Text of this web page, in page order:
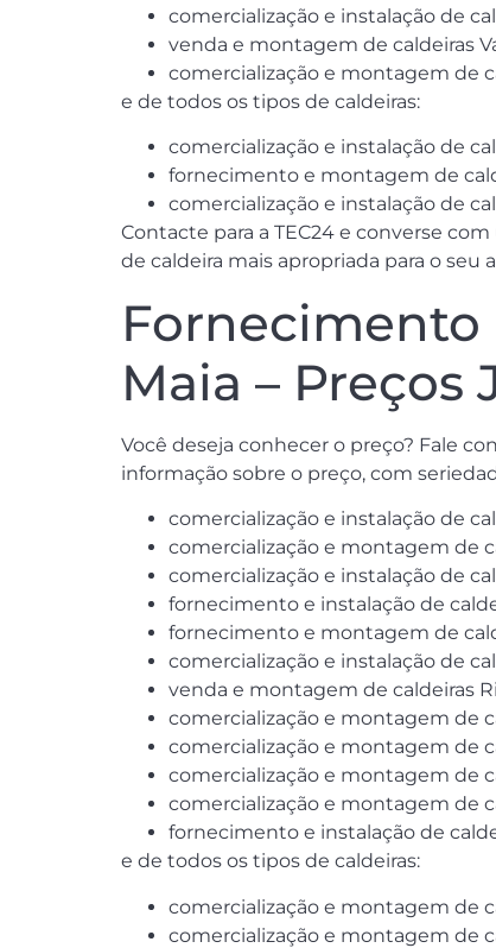
comercialização e instalação de
venda e montagem de caldeiras
comercialização e montagem de
e de todos os tipos de caldeiras:
comercialização e instalação de
fornecimento e montagem de
comercialização e instalação de
Contacte para a TEC24 e converse
de caldeira mais apropriada para o seu
Fornecimento
Maia – Preços
Você deseja conhecer o preço? Fale
informação sobre o preço, com
comercialização e instalação de
comercialização e montagem de
comercialização e instalação de
fornecimento e instalação de
fornecimento e montagem de
comercialização e instalação de
venda e montagem de caldeiras
comercialização e montagem de
comercialização e montagem de
comercialização e montagem de
comercialização e montagem de
fornecimento e instalação de
e de todos os tipos de caldeiras:
comercialização e montagem de
comercialização e montagem de